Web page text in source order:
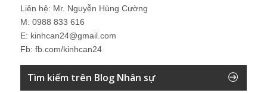
Liên hệ: Mr. Nguyễn Hùng Cường
M: 0988 833 616
E: kinhcan24@gmail.com
Fb: fb.com/kinhcan24
Tìm kiếm trên Blog Nhân sự